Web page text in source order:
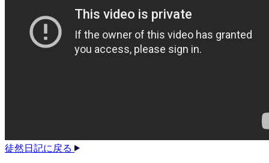
徒然日記に戻る